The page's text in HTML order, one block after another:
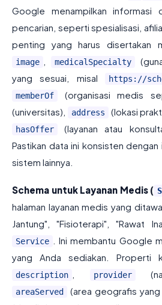
Google menampilkan
pencarian, seperti spesialisasi,
penting yang harus disertakan
image medicalSpecialty
yang sesuai, misal
https://
memberOf (organisasi medis
(universitas), address (lokasi
hasOffer
(layanan atau
Pastikan data ini konsisten dengan
sistem lainnya.
Schema untuk Layanan Medis (
halaman layanan medis yang
Jantung", "Fisioterapi", "Rawat
Service
. Ini membantu Google
yang Anda sediakan. Properti
description provider
areaServed (area geografis yang